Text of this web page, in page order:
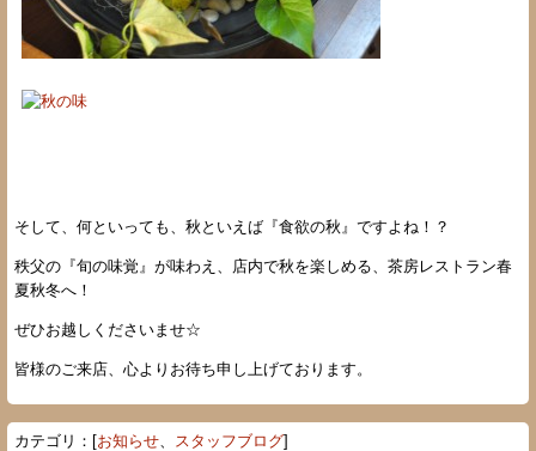
そして、何といっても、秋といえば『食欲の秋』ですよね！？
秩父の『旬の味覚』が味わえ、店内で秋を楽しめる、茶房レストラン春
夏秋冬へ！
ぜひお越しくださいませ☆
皆様のご来店、心よりお待ち申し上げております。
カテゴリ：[お知らせ、 スタッフブログ]